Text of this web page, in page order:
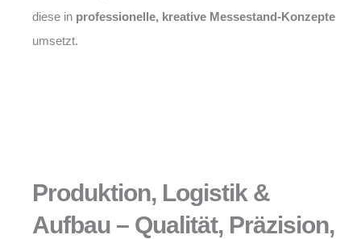
diese in professionelle, kreative Messestand-Konzepte
umsetzt.
Produktion, Logistik &
Aufbau – Qualität, Präzision,